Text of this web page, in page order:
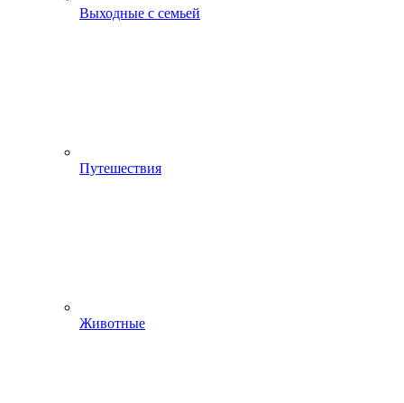
Выходные с семьей
Путешествия
Животные